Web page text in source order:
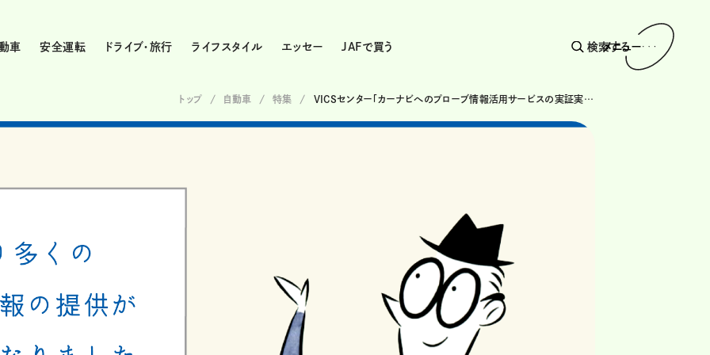
車 安全運転 ドライブ・旅行 ライフスタイル エッセー JAFで買う 検索する
メニュー
トップ 自動車 特集 VICSセンター「カーナビへのプローブ情報活用サービスの実証実験」を全国へ拡大